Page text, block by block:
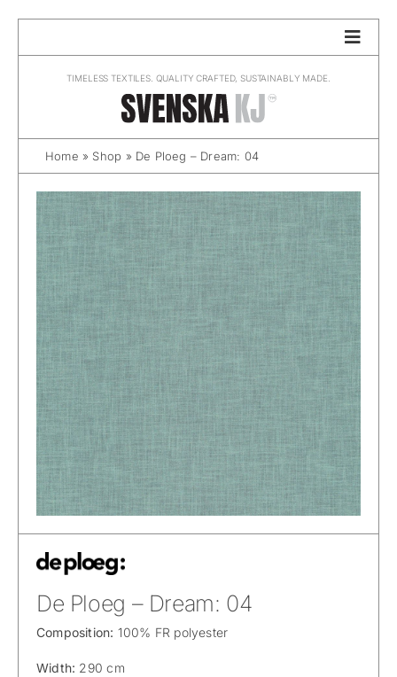
TIMELESS TEXTILES. QUALITY CRAFTED, SUSTAINABLY MADE.
Home » Shop » De Ploeg – Dream: 04
De Ploeg – Dream: 04
Composition: 100% FR polyester
Width: 290 cm